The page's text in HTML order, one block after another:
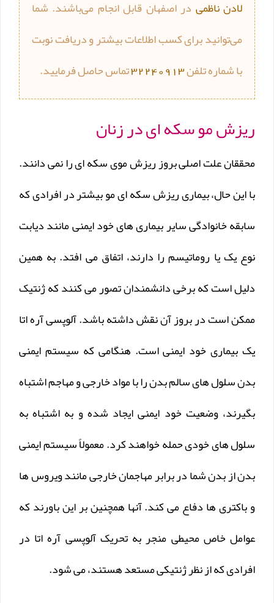
لادن ناظمی در اصفهان قابل انجام می‌باشند. شما
می‌توانید برای کسب اطلاعات بیشتر و دریافت نوبت
با شماره تلفن32240913تماس حاصل فرمایید.
ریزش مو سکه ای در زنان
محققان علت اصلی بروز ریزش موی سکه ای را نمی دانند.
با این حال، بیماری ریزش سکه ای مو بیشتر در افرادی که
سابقه خانوادگی سایر بیماری های خود ایمنی مانند دیابت
نوع یک یا روماتیسم را دارند، اتفاق می افتد. به همین
دلیل است که برخی دانشمندان تصور می کنند که ژنتیک
ممکن است در بروز آن نقش داشته باشد. آلوپسی آره اتا
یک بیماری خود ایمنی است. هنگامی که سیستم ایمنی
بدن سلول های سالم بدن را با مواد خارجی و مهاجم اشتباه
بگیرند، وضعیت خود ایمنی ایجاد شده و به اشتباه به
سلول های خودی حمله خواهند کرد. معمولاً سیستم ایمنی
بدن از بدن شما در برابر مهاجمان خارجی مانند ویروس ها
و باکتری ها دفاع می کند. آنها همچنین بر این باورند که
عوامل خاص محیطی منجر به تحریک آلوپسی آره اتا در
افرادی که از نظر ژنتیکی مستعد هستند، می شود.